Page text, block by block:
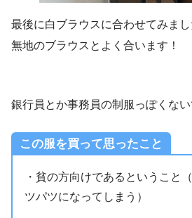
最後に白ブラウスに合わせてみま
無地のブラウスとよく合います！
銀行員とか事務員の制服っぽくない
この服を買って思ったこと
・貧の方向けであるということ
ツパツになってしまう）